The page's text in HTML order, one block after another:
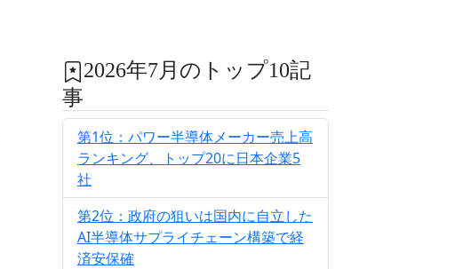
2026年7月のトップ10記
事
第1位：パワー半導体メーカー売上高
ランキング、トップ20に日本企業5
社
第2位：政府の狙いは国内に自立した
AI半導体サプライチェーン構築で経
済安保確